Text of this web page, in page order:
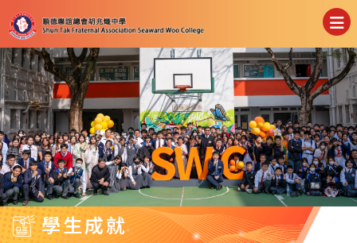
學生成就